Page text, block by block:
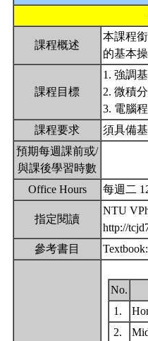
課程概述
本課程
的基本
課程目標
1. 強調
2. 微積
3. 電腦
課程要求
須具備
預期每週課前或/
與課後學習時數
Office Hours
每週二
指定閱讀
NTU
http://
參考書目
No.
1.
2.